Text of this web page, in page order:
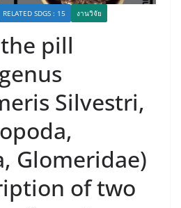
RELATED SDGS : 15 งานวิจัย
pill
Silvestri,
Glomeridae)
of two